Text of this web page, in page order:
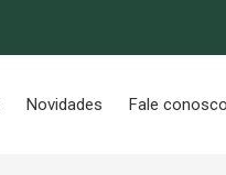
Novidades Fale conosco